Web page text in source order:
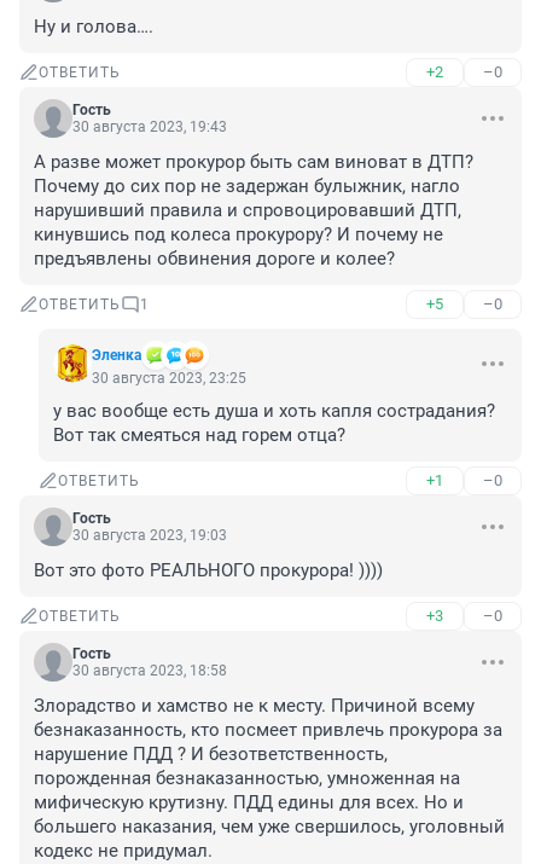
Ну и голова….
ОТВЕТИТЬ +2 –0
Гость
30 августа 2023, 19:43
А разве может прокурор быть сам виноват в ДТП?
Почему до сих пор не задержан булыжник, нагло
нарушивший правила и спровоцировавший ДТП,
кинувшись под колеса прокурору? И почему не
предъявлены обвинения дороге и колее?
ОТВЕТИТЬ 1 +5 –0
Эленка
30 августа 2023, 23:25
у вас вообще есть душа и хоть капля сострадания?
Вот так смеяться над горем отца?
ОТВЕТИТЬ +1 –0
Гость
30 августа 2023, 19:03
Вот это фото РЕАЛЬНОГО прокурора! ))))
ОТВЕТИТЬ +3 –0
Гость
30 августа 2023, 18:58
Злорадство и хамство не к месту. Причиной всему
безнаказанность, кто посмеет привлечь прокурора за
нарушение ПДД ? И безответственность,
порожденная безнаказанностью, умноженная на
мифическую крутизну. ПДД едины для всех. Но и
большего наказания, чем уже свершилось, уголовный
кодекс не придумал.